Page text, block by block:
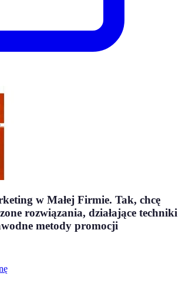
w Małej Firmie. Tak, chcę
rozwiązania, działające techniki
metody promocji